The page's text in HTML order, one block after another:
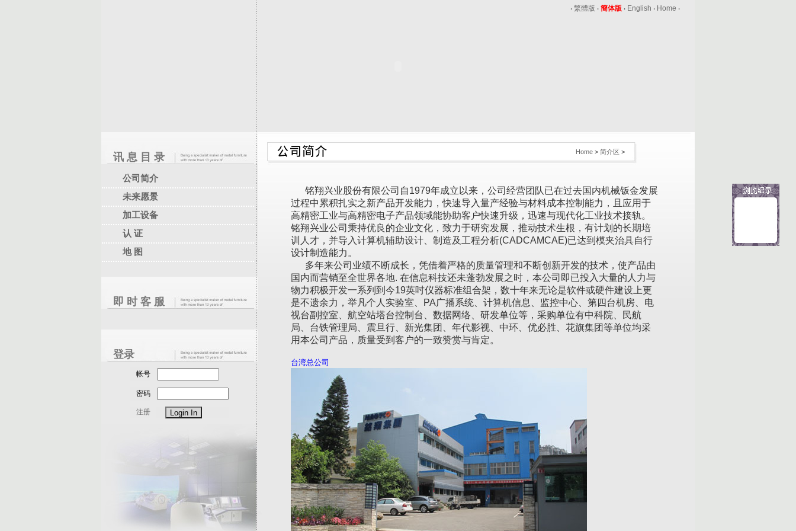
‧ 繁體版 ‧ 簡体版 ‧ English ‧ Home ‧
Home > 简介区 >
铭翔兴业股份有限公司自1979年成立以来，公司经营团队已在过去国内机械钣金发展
过程中累积扎实之新产品开发能力，快速导入量产经验与材料成本控制能力，且应用于
高精密工业与高精密电子产品领域能协助客户快速升级，迅速与现代化工业技术接轨。
铭翔兴业公司秉持优良的企业文化，致力于研究发展，推动技术生根，有计划的长期培
训人才，并导入计算机辅助设计、制造及工程分析(CADCAMCAE)已达到模夹治具自行
设计制造能力。
多年来公司业绩不断成长，凭借着严格的质量管理和不断创新开发的技术，使产品由
国内而营销至全世界各地. 在信息科技还未蓬勃发展之时，本公司即已投入大量的人力与
物力积极开发一系列到今19英吋仪器标准组合架，数十年来无论是软件或硬件建设上更
是不遗余力，举凡个人实验室、PA广播系统、计算机信息、监控中心、第四台机房、电
视台副控室、航空站塔台控制台、数据网络、研发单位等，采购单位有中科院、民航
局、台铁管理局、震旦行、新光集团、年代影视、中环、优必胜、花旗集团等单位均采
用本公司产品，质量受到客户的一致赞赏与肯定。
台湾总公司
讯 息 目 录
公司简介
未来愿景
加工设备
认 证
地 图
即 时 客 服
登录
帐号
密码
注册